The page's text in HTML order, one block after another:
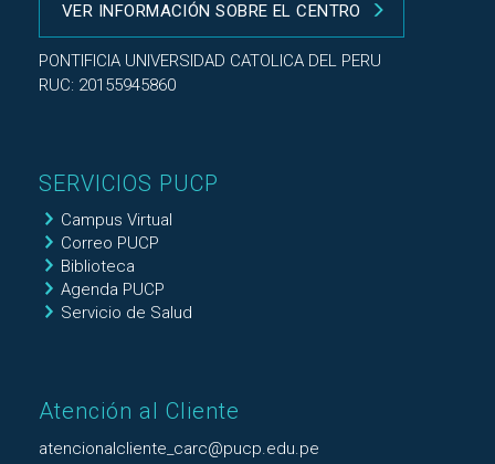
VER INFORMACIÓN SOBRE EL CENTRO
PONTIFICIA UNIVERSIDAD CATOLICA DEL PERU
RUC: 20155945860
SERVICIOS PUCP
Campus Virtual
Correo PUCP
Biblioteca
Agenda PUCP
Servicio de Salud
Atención al Cliente
atencionalcliente_carc@pucp.edu.pe